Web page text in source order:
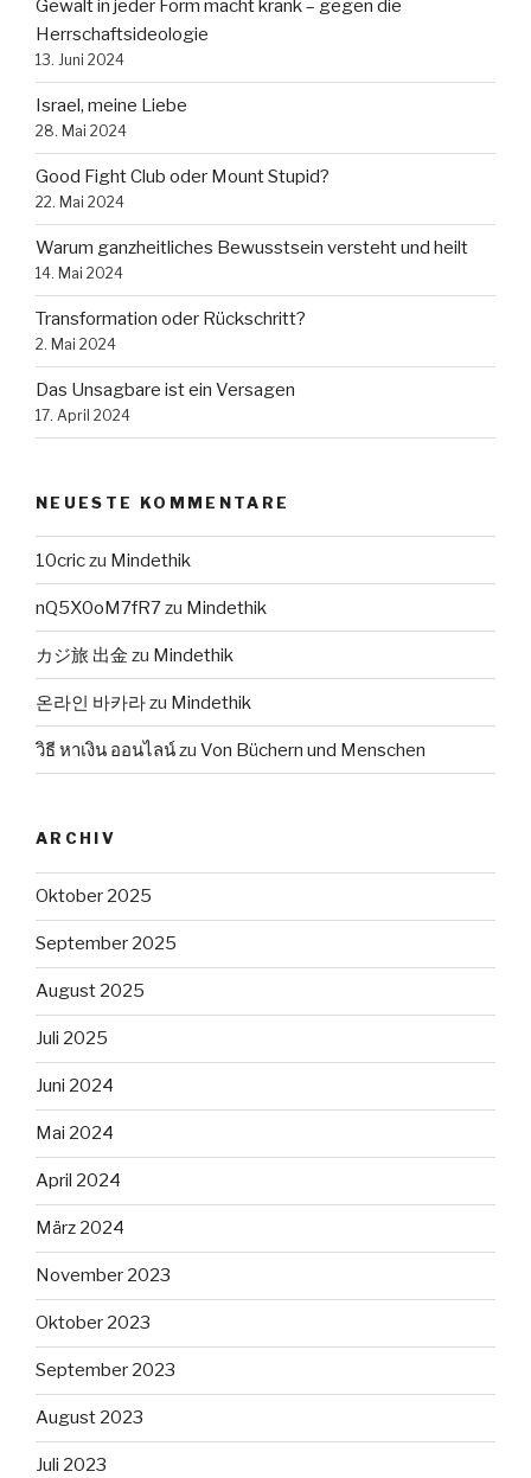
Gewalt in jeder Form macht krank – gegen die
Herrschaftsideologie
13. Juni 2024
Israel, meine Liebe
28. Mai 2024
Good Fight Club oder Mount Stupid?
22. Mai 2024
Warum ganzheitliches Bewusstsein versteht und heilt
14. Mai 2024
Transformation oder Rückschritt?
2. Mai 2024
Das Unsagbare ist ein Versagen
17. April 2024
NEUESTE KOMMENTARE
10criczu Mindethik
nQ5X0oM7fR7zu Mindethik
カジ旅 出金 zu Mindethik
온라인 바카라zu Mindethik
วิธี หาเงิน ออนไลน์zu Von Büchern und Menschen
ARCHIV
Oktober 2025
September 2025
August 2025
Juli 2025
Juni 2024
Mai 2024
April 2024
März 2024
November 2023
Oktober 2023
September 2023
August 2023
Juli 2023